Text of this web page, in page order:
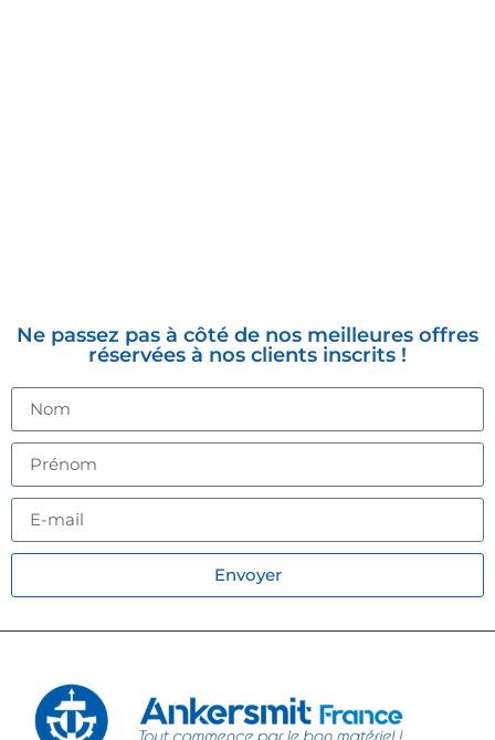
Ne passez pas à côté de nos meilleures offres
réservées à nos clients inscrits !
Envoyer